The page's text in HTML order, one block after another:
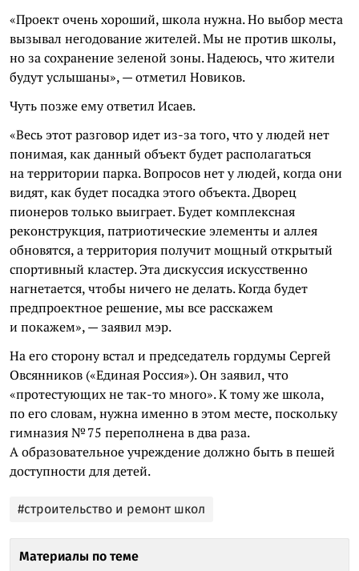
«Проект очень хороший, школа нужна. Но выбор места
вызывал негодование жителей. Мы не против школы,
но за сохранение зеленой зоны. Надеюсь, что жители
будут услышаны», — отметил Новиков.
Чуть позже ему ответил Исаев.
«Весь этот разговор идет из-за того, что у людей нет
понимая, как данный объект будет располагаться
на территории парка. Вопросов нет у людей, когда они
видят, как будет посадка этого объекта. Дворец
пионеров только выиграет. Будет комплексная
реконструкция, патриотические элементы и аллея
обновятся, а территория получит мощный открытый
спортивный кластер. Эта дискуссия искусственно
нагнетается, чтобы ничего не делать. Когда будет
предпроектное решение, мы все расскажем
и покажем», — заявил мэр.
На его сторону встал и председатель гордумы Сергей
Овсянников («Единая Россия»). Он заявил, что
«протестующих не так-то много». К тому же школа,
по его словам, нужна именно в этом месте, поскольку
гимназия № 75 переполнена в два раза.
А образовательное учреждение должно быть в пешей
доступности для детей.
#строительство и ремонт школ
Материалы по теме